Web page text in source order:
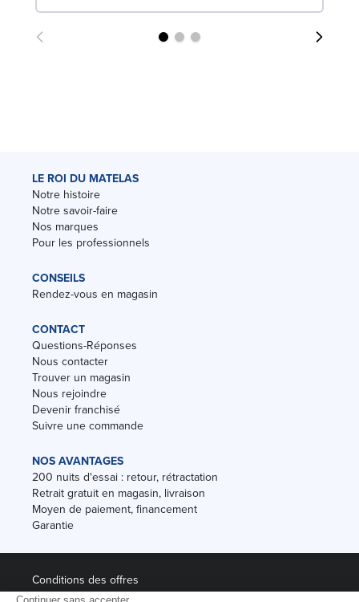
LE ROI DU MATELAS
Notre histoire
Notre savoir-faire
Nos marques
Pour les professionnels
CONSEILS
Rendez-vous en magasin
CONTACT
Questions-Réponses
Nous contacter
Trouver un magasin
Nous rejoindre
Devenir franchisé
Suivre une commande
NOS AVANTAGES
200 nuits d'essai : retour, rétractation
Retrait gratuit en magasin, livraison
Moyen de paiement, financement
Garantie
Conditions des offres
Black Friday